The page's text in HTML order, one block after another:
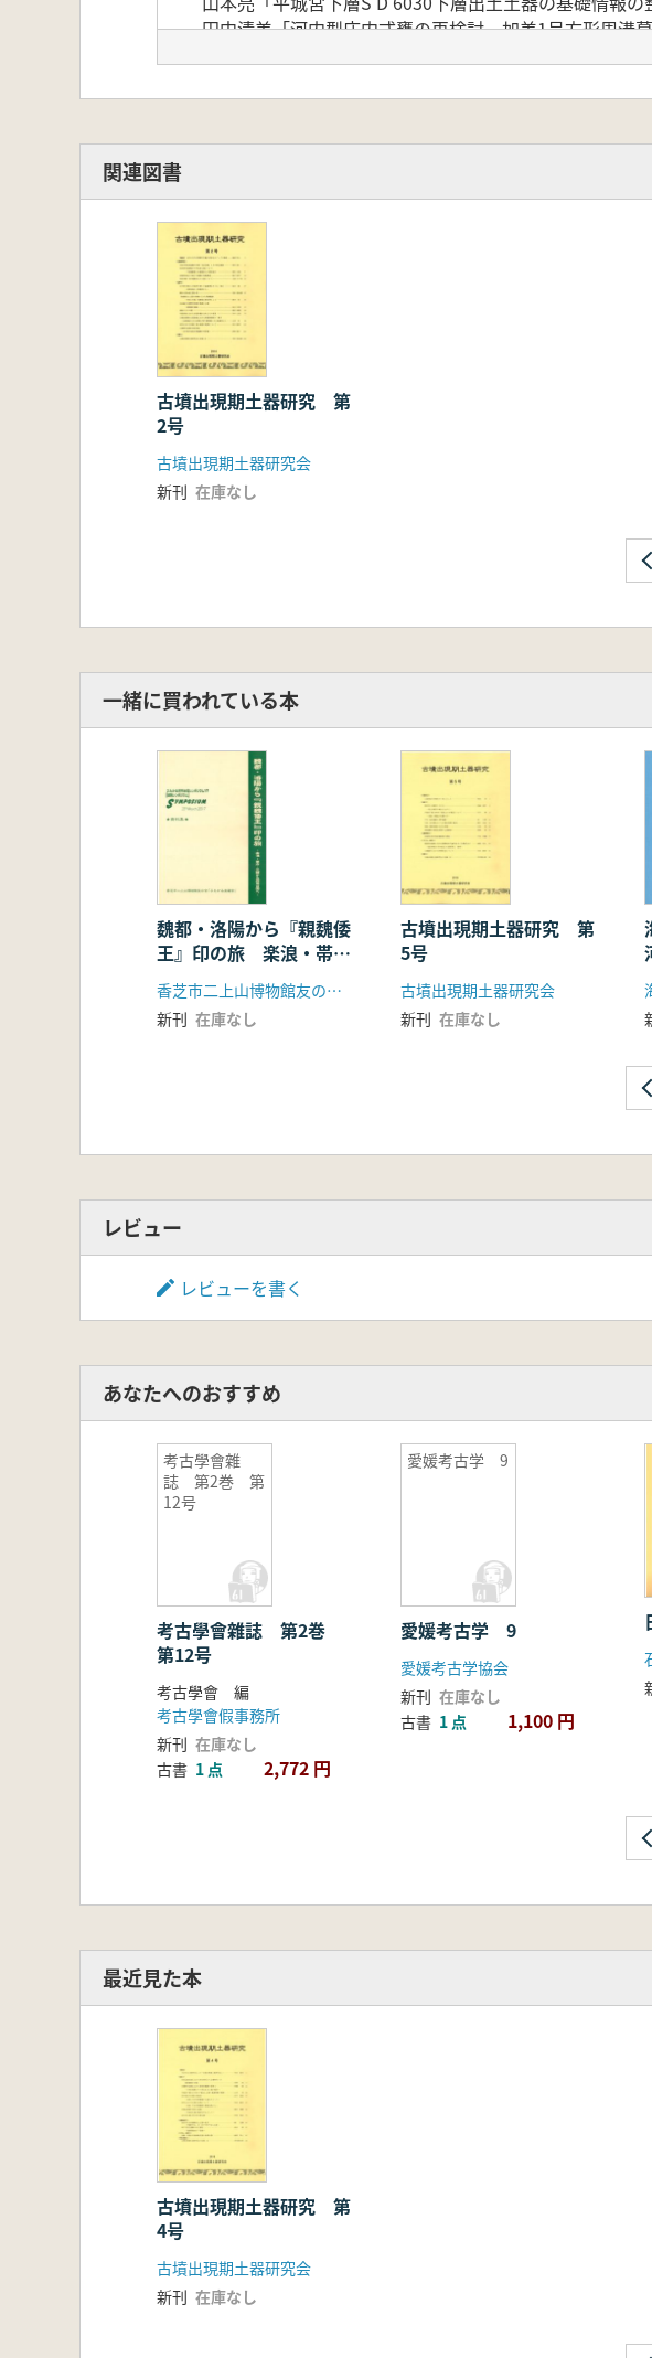
田中清美「河内型庄内式甕の再検討―加美1号方形周溝
中居和志「近江系土器と受口状口縁土器」
森岡秀人「回顧・列島日本海側最北端の前期古墳」
<例会報告>
市村慎太郎「古墳出現期土器研究会の記録(4)」
関連図書
古墳出現期土器研究 第
2号
古墳出現期土器研究会
新刊 在庫なし
一緒に買われている本
魏都・洛陽から『親魏倭
王』印の旅 楽浪・帯
香芝市二上山博物館友の会「ふたかみ史遊会」
新刊 在庫なし
古墳出現期土器研究 第
5号
古墳出現期土器研究会
新刊 在庫なし
レビュー
レビューを書く
あなたへのおすすめ
考古學會雜
誌 第2巻 第
12号
考古學會雜誌 第2巻
第12号
考古學會 編
考古學會假事務所
新刊 在庫なし
古書 1 点 2,772 円
愛媛考古学 9
愛媛考古学 9
愛媛考古学協会
新刊 在庫なし
古書 1 点 1,100 円
最近見た本
古墳出現期土器研究 第
4号
古墳出現期土器研究会
新刊 在庫なし